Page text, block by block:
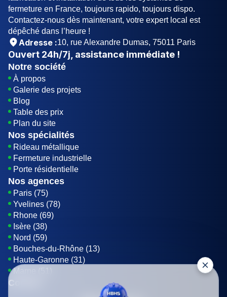
fermeture en France, toujours rapido, toujours dispo.
Contactez-nous dès maintenant, votre expert local est
dépêché dans l’heure !
Adresse :10, rue Alexandre Dumas, 75011 Paris
Ouvert 24h/7j , assistance immédiate !
Notre société
À propos
Galerie des projets
Blog
Table des prix
Plan du site
Nos spécialités
Rideau métallique
Fermeture industrielle
Porte résidentielle
Nos agences
Paris (75)
Yvelines (78)
Rhone (69)
Isère (38)
Nord (59)
Bouches-du-Rhône (13)
Haute-Garonne (31)
Marne (51)
Contact